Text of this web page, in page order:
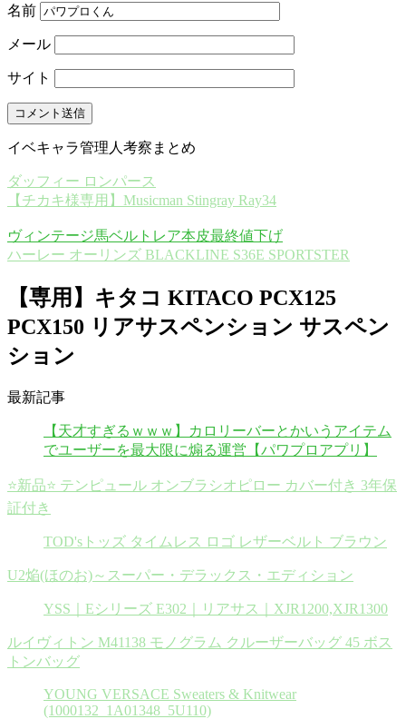
名前
メール
サイト
イベキャラ管理人考察まとめ
ダッフィー ロンパース
【チカキ様専用】Musicman Stingray Ray34
ヴィンテージ馬ベルトレア本皮最終値下げ
ハーレー オーリンズ BLACKLINE S36E SPORTSTER
【専用】キタコ KITACO PCX125
PCX150 リアサスペンション サスペン
ション
最新記事
【天才すぎるｗｗｗ】カロリーバーとかいうアイテム
でユーザーを最大限に煽る運営【パワプロアプリ】
⭐️新品⭐️ テンピュール オンブラシオピロー カバー付き 3年保
証付き
TOD'sトッズ タイムレス ロゴ レザーベルト ブラウン
U2焔(ほのお)～スーパー・デラックス・エディション
YSS｜Eシリーズ E302｜リアサス｜XJR1200,XJR1300
ルイヴィトン M41138 モノグラム クルーザーバッグ 45 ボス
トンバッグ
YOUNG VERSACE Sweaters & Knitwear
(1000132_1A01348_5U110)